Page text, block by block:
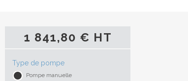
1 841,80 € HT
Type de pompe
Pompe manuelle